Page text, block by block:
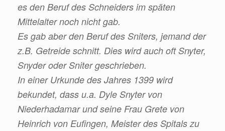
es den Beruf des Schneiders im späten
Mittelalter noch nicht gab.
Es gab aber den Beruf des Sniters, jemand der
z.B. Getreide schnitt. Dies wird auch oft Snyter,
Snyder oder Sniter geschrieben.
In einer Urkunde des Jahres 1399 wird
bekundet, dass u.a. Dyle Snyter von
Niederhadamar und seine Frau Grete von
Heinrich von Eufingen, Meister des Spitals zu